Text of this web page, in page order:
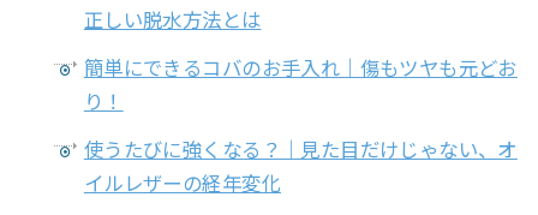
正しい脱水方法とは
簡単にできるコバのお手入れ｜傷もツヤも元どお
り！
使うたびに強くなる？｜見た目だけじゃない、オ
イルレザーの経年変化